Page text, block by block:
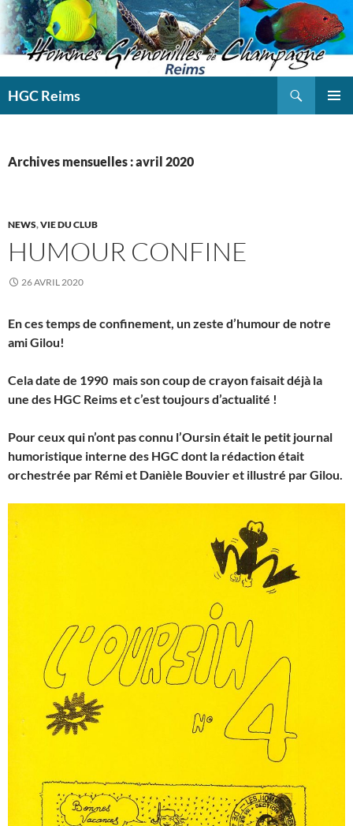
Aller
au
contenu
HGC Reims
Archives mensuelles : avril 2020
NEWS,VIE DU CLUB
HUMOUR CONFINE
26 AVRIL 2020
En ces temps de confinement, un zeste d’humour de notre
ami Gilou!
Cela date de 1990 mais son coup de crayon faisait déjà la
une des HGC Reims et c’est toujours d’actualité !
Pour ceux qui n’ont pas connu l’Oursin était le petit journal
humoristique interne des HGC dont la rédaction était
orchestrée par Rémi et Danièle Bouvier et illustré par Gilou.